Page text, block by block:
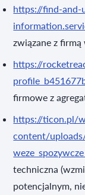
https://find-and-
związane z
https://
firmowe z
https://ticon.pl/
content/
techniczna
potencjalnym,